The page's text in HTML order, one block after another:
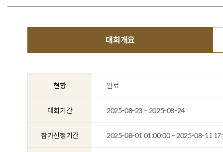
대회개요
현황 완료
대회기간 2025-08-23 ~ 2025-08-24
참가신청기간 2025-08-01 01:00:00 ~ 2025-08-11